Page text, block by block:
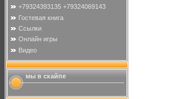
+79324393135 +79324069143
Гостевая книга
Ссылки
Онлайн игры
Видео
мы в скайпе